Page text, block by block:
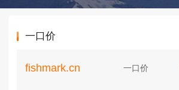
一口价
fishmark.cn 一口价